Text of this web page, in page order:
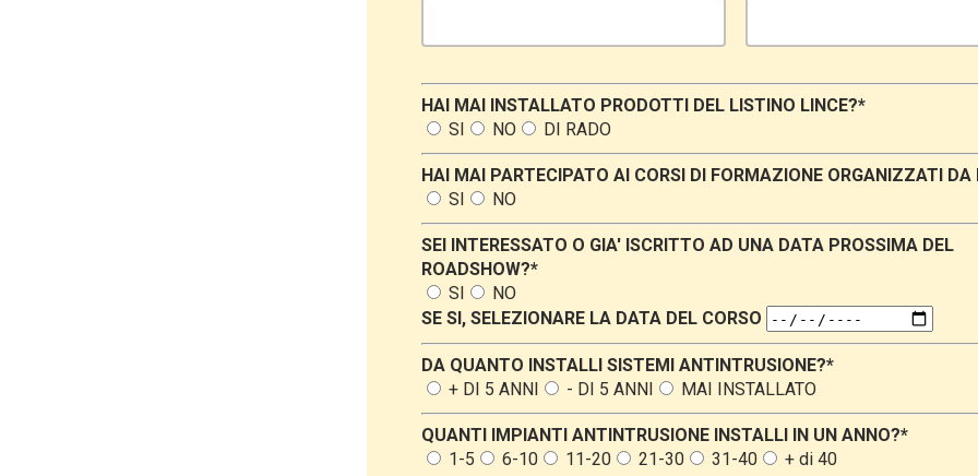
HAI MAI INSTALLATO PRODOTTI DEL LISTINO LINCE?*
SI
NO DI RADO
HAI MAI PARTECIPATO AI CORSI DI FORMAZIONE ORGANIZZATI DA
SI
NO
SEI INTERESSATO O GIA' ISCRITTO AD UNA DATA PROSSIMA DEL
ROADSHOW?*
SI
NO
SE SI, SELEZIONARE LA DATA DEL CORSO
DA QUANTO INSTALLI SISTEMI ANTINTRUSIONE?*
+ DI 5 ANNI
- DI 5 ANNI MAI INSTALLATO
QUANTI IMPIANTI ANTINTRUSIONE INSTALLI IN UN ANNO?*
1-5
6-10 11-20 21-30 31-40 + di 40